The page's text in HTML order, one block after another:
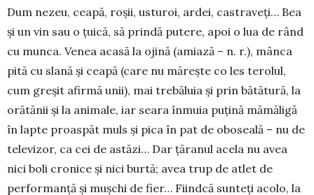
Dum­ nezeu, cea­pă, roşii, usturoi, ardei, castra­veţi… Bea
şi un vin sau o ţuică, să prindă putere, apoi o lua de rând
cu mun­ca. Venea acasă la ojină (amiază – n. r.), mânca
pită cu slană şi ceapă (care nu măreşte co­ les­ terolul,
cum greşit afirmă unii), mai trebăluia şi prin bătătură, la
orătănii şi la animale, iar seara înmuia puţină mă­măligă
în lapte proaspăt muls şi pica în pat de oboseală – nu de
televizor, ca cei de astăzi… Dar ţăranul acela nu avea
nici boli cronice şi nici burtă; avea trup de atlet de
performanţă şi muşchi de fier… Fiindcă sunteţi acolo, la